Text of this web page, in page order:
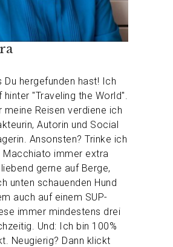
Du hergefunden hast! Ich
"Traveling the World".
meine Reisen verdiene ich
Autorin und Social
Ansonsten? Trinke ich
Macchiato immer extra
gerne auf Berge,
unten schauenden Hund
auch auf einem SUP-
immer mindestens drei
Und: Ich bin 100%
Neugierig? Dann klickt